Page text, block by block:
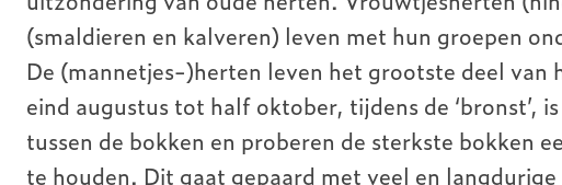
(smaldieren en kalveren) leven met hun groepen
De (mannetjes-)herten leven het grootste deel van
eind augustus tot half oktober, tijdens de ‘bronst’,
tussen de bokken en proberen de sterkste bokken
te houden. Dit gaat gepaard met veel en